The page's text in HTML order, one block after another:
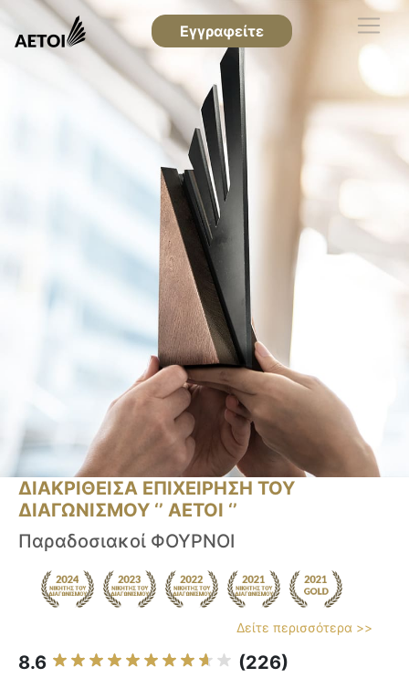
Εγγραφείτε
ΔΙΑΚΡΙΘΕΙΣΑ ΕΠΙΧΕΙΡΗΣΗ ΤΟΥ
ΔΙΑΓΩΝΙΣΜΟΥ ‘’ ΑΕΤΟΙ ‘’
Παραδοσιακοί ΦΟΥΡΝΟΙ
Δείτε περισσότερα >>
8.6 (226)